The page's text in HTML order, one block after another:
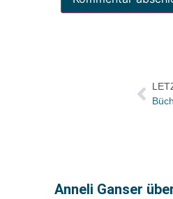
Anneli Ganser